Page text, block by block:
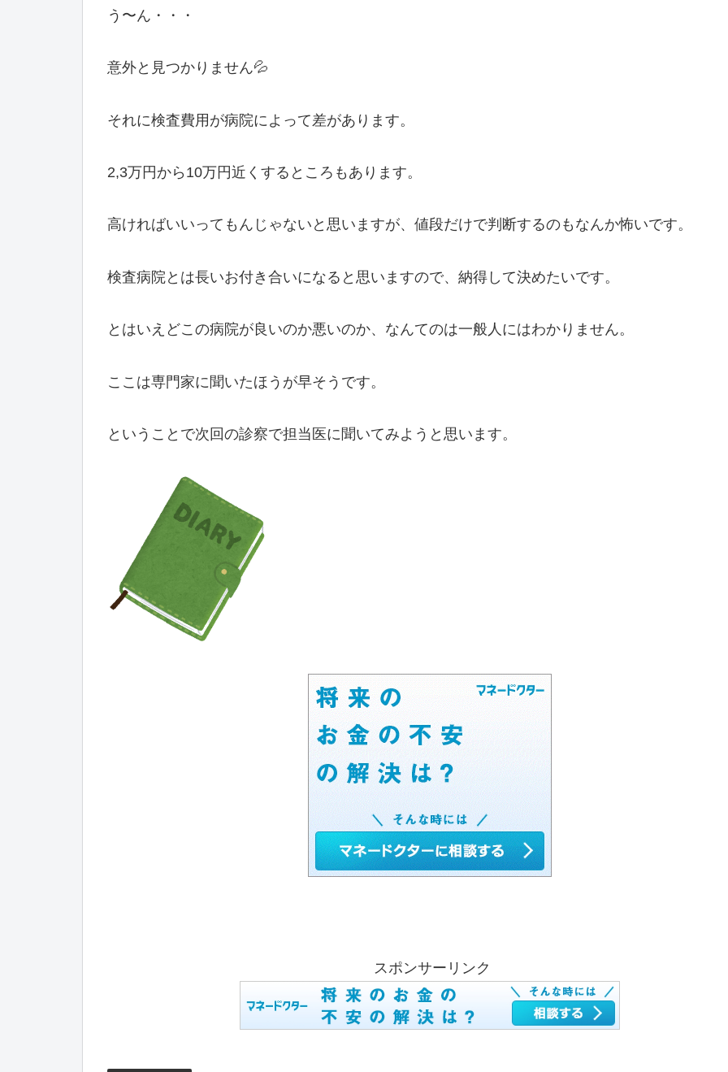
う〜ん・・・
意外と見つかりません💦
それに検査費用が病院によって差があります。
2,3万円から10万円近くするところもあります。
高ければいいってもんじゃないと思いますが、値段だけで判断するのもなんか怖いです。
検査病院とは長いお付き合いになると思いますので、納得して決めたいです。
とはいえどこの病院が良いのか悪いのか、なんてのは一般人にはわかりません。
ここは専門家に聞いたほうが早そうです。
ということで次回の診察で担当医に聞いてみようと思います。
スポンサーリンク